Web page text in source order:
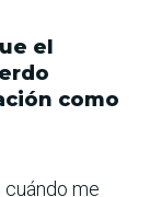
el
como
me